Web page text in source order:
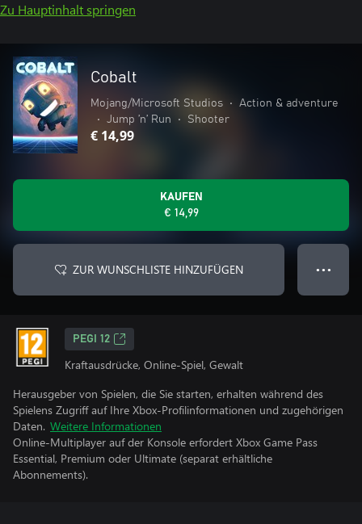
Zu Hauptinhalt springen
Cobalt
Mojang/Microsoft Studios •
Action & adventure
•
Jump ’n’ Run • Shooter
€ 14,99
KAUFEN
€ 14,99
ZUR WUNSCHLISTE HINZUFÜGEN ● ● ●
PEGI 12
Kraftausdrücke, Online-Spiel, Gewalt
Herausgeber von Spielen, die Sie starten, erhalten während des
Spielens Zugriff auf Ihre Xbox-Profilinformationen und zugehörigen
Daten. Weitere Informationen
Online-Multiplayer auf der Konsole erfordert Xbox Game Pass
Essential, Premium oder Ultimate (separat erhältliche
Abonnements).